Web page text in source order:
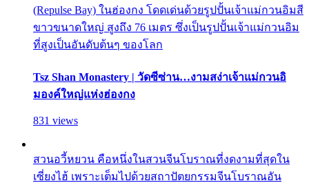
(Repulse Bay) ในฮ่องกง โดดเด่นด้วยรูปปั้นเจ้าแม่กวนอิมสี
ขาวขนาดใหญ่ สูงถึง 76 เมตร ซึ่งเป็นรูปปั้นเจ้าแม่กวนอิม
ที่สูงเป็นอันดับต้นๆ ของโลก
Tsz Shan Monastery | วัดซีซ่าน…งามสง่าเจ้าแม่กวนอิ
มองค์ใหญ่แห่งฮ่องกง
831 views
สวนอวี้หยวน คือหนึ่งในสวนจีนโบราณที่งดงามที่สุดใน
เซี่ยงไฮ้ เพราะเต็มไปด้วยสถาปัตยกรรมจีนโบราณอัน